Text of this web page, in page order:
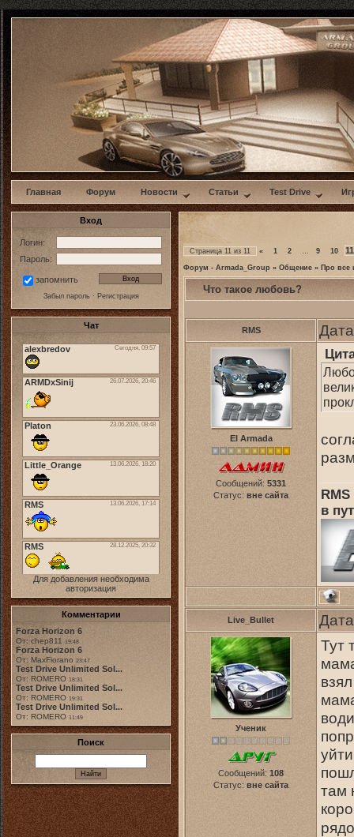
w
Главная Форум Новости Статьи Test Drive
Вход
Логин:
Пароль:
запомнить
Забыл пароль· Регистрация
Чат
Для добавления необходима
авторизация
Комментарии
Forza Horizon 6
От: chep811 19:48
Forza Horizon 6
От: MaxFiorano 23:47
Test Drive Unlimited Sol...
От: ROMERO 18:31
Test Drive Unlimited Sol...
От: ROMERO 19:31
Test Drive Unlimited Sol...
От: ROMERO 11:49
Поиск
Страница 11 из 11 « 1 2 … 9 10 11
Форум - Armada_Group » Общение » Про все
Что такое любовь?
RMS
El Armada
Сообщений: 5331
Статус: вне сайта
в
Live_Bullet
Ученик
Сообщений: 108
Статус: вне сайта
Тут
там